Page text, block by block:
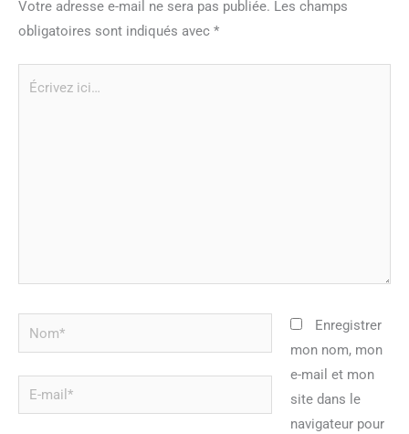
Votre adresse e-mail ne sera pas publiée. Les champs
obligatoires sont indiqués avec *
Nom*
mail*
Enregistrer
mon nom, mon
e-mail et mon
site dans le
navigateur pour